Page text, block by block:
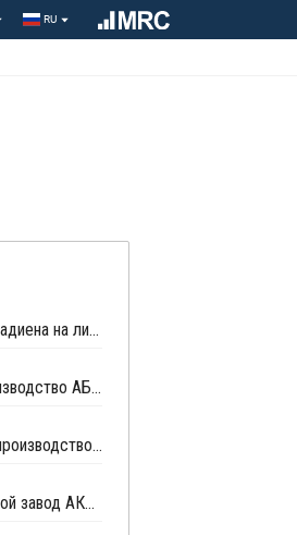
RU
ZPC возобновила производство бутадиена на линии №1 в Китае
PetroChina Daqing возобновила производство АБС в Китае
Zhangzhou Chimei запустила новое производство ПС в Китае
Shanghai Secco перезапустила второй завод АКН в Шанхае